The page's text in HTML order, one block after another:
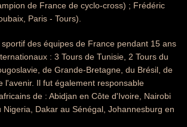
de France de cyclo-cross) ; Frédéric
Paris - Tours).
des équipes de France pendant 15 ans
: 3 Tours de Tunisie, 2 Tours du
de Grande-Bretagne, du Brésil, de
l'avenir. Il fut également responsable
de : Abidjan en Côte d'Ivoire, Nairobi
Nigeria, Dakar au Sénégal, Johannesburg en